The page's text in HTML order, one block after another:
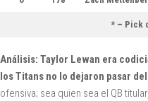
* – Pick
Análisis: Taylor Lewan era
los Titans no lo dejaron pasar
ofensiva; sea quien sea el QB